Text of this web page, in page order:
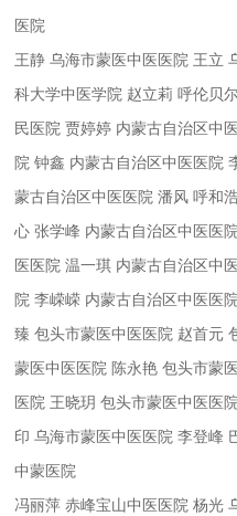
医院
王静 乌海市蒙医中医医院 王立
科大学中医学院 赵立莉 呼伦贝
民医院 贾婷婷 内蒙古自治区中
院钟鑫 内蒙古自治区中医医院
蒙古自治区中医医院潘风 呼和
心张学峰 内蒙古自治区中医医
医医院温一琪 内蒙古自治区中
院李嵘嵘 内蒙古自治区中医医
臻 包头市蒙医中医医院 赵首元
蒙医中医医院 陈永艳 包头市蒙
医院 王晓玥 包头市蒙医中医医
印 乌海市蒙医中医医院李登峰
中蒙医院
冯丽萍 赤峰宝山中医医院杨光